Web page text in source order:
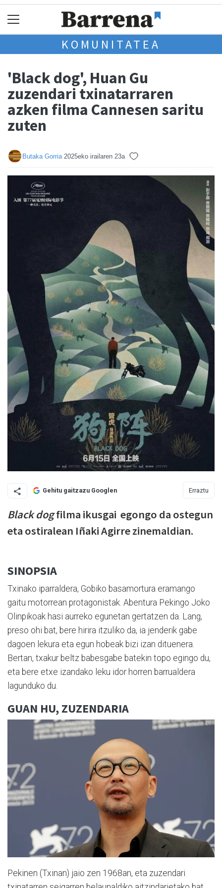
KOMUNITATEA
'Black dog', Huan Gu
zuzendari txinatarraren
azken filma Cannesen saritu
zuten
Butaka Gorria 2025eko irailaren 23a
Gehitu gaitzazu Googlen Erraztu
Black dogfilma ikusgai egongo da ostegun
eta ostiralean Iñaki Agirre zinemaldian.
SINOPSIA
Txinako iparraldera, Gobiko basamortura eramango
gaitu motorrean protagonistak. Abentura Pekingo Joko
Olinpikoak hasi aurreko egunetan gertatzen da. Lang,
preso ohi bat, bere hirira itzuliko da, ia jenderik gabe
dagoen lekura eta egun hobeak bizi izan dituenera.
Bertan, txakur beltz babesgabe batekin topo egingo du,
eta bere etxe izandako leku idor horren barrualdera
lagunduko du.
GUAN HU, ZUZENDARIA
Pekinen (Txinan) jaio zen 1968an, eta zuzendari